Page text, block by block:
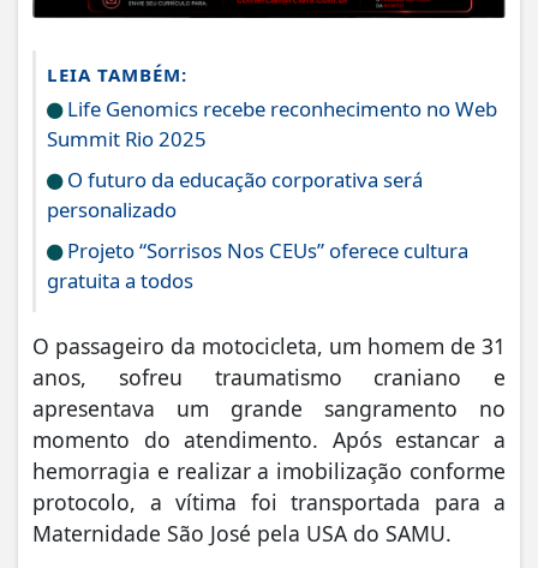
LEIA TAMBÉM:
Life Genomics recebe reconhecimento no Web
Summit Rio 2025
O futuro da educação corporativa será
personalizado
Projeto “Sorrisos Nos CEUs” oferece cultura
gratuita a todos
O passageiro da motocicleta, um homem de 31
anos, sofreu traumatismo craniano e
apresentava um grande sangramento no
momento do atendimento. Após estancar a
hemorragia e realizar a imobilização conforme
protocolo, a vítima foi transportada para a
Maternidade São José pela USA do SAMU.